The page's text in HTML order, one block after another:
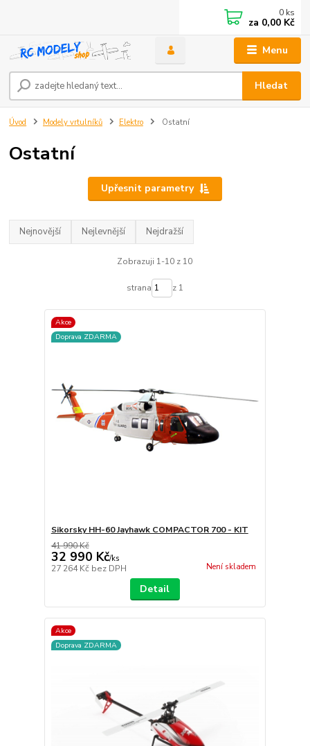
Menu
Hledat
0 ks
za 0,00 Kč
Úvod Modely vrtulníků Elektro Ostatní
Ostatní
Upřesnit parametry
Nejnovější Nejlevnější Nejdražší
Zobrazuji 1-10 z 10
strana z 1
Akce
Doprava ZDARMA
Sikorsky HH-60 Jayhawk COMPACTOR 700 - KIT
41 990 Kč
32 990 Kč/ks
27 264 Kč bez DPH Není skladem
Detail
Akce
Doprava ZDARMA